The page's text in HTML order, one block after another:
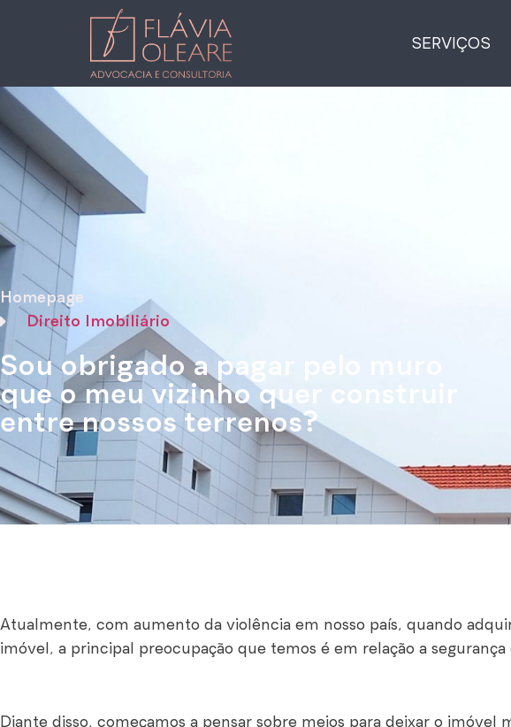
SERVIÇOS
Homepage
Direito Imobiliário
Sou obrigado a pagar pelo muro
que o meu vizinho quer construir
entre nossos terrenos?
Atualmente, com aumento da violência em nosso país, quando
imóvel, a principal preocupação que temos é em relação a segurança
Diante disso, começamos a pensar sobre meios para deixar o imóvel